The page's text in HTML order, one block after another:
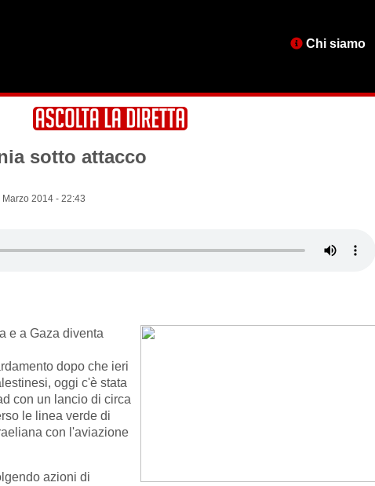
MenuChi siamo
sotto attacco
2014 - 22:43
e a Gaza diventa
dopo che ieri
oggi c'è stata
con un lancio di circa
le linea verde di
con l'aviazione
azioni di